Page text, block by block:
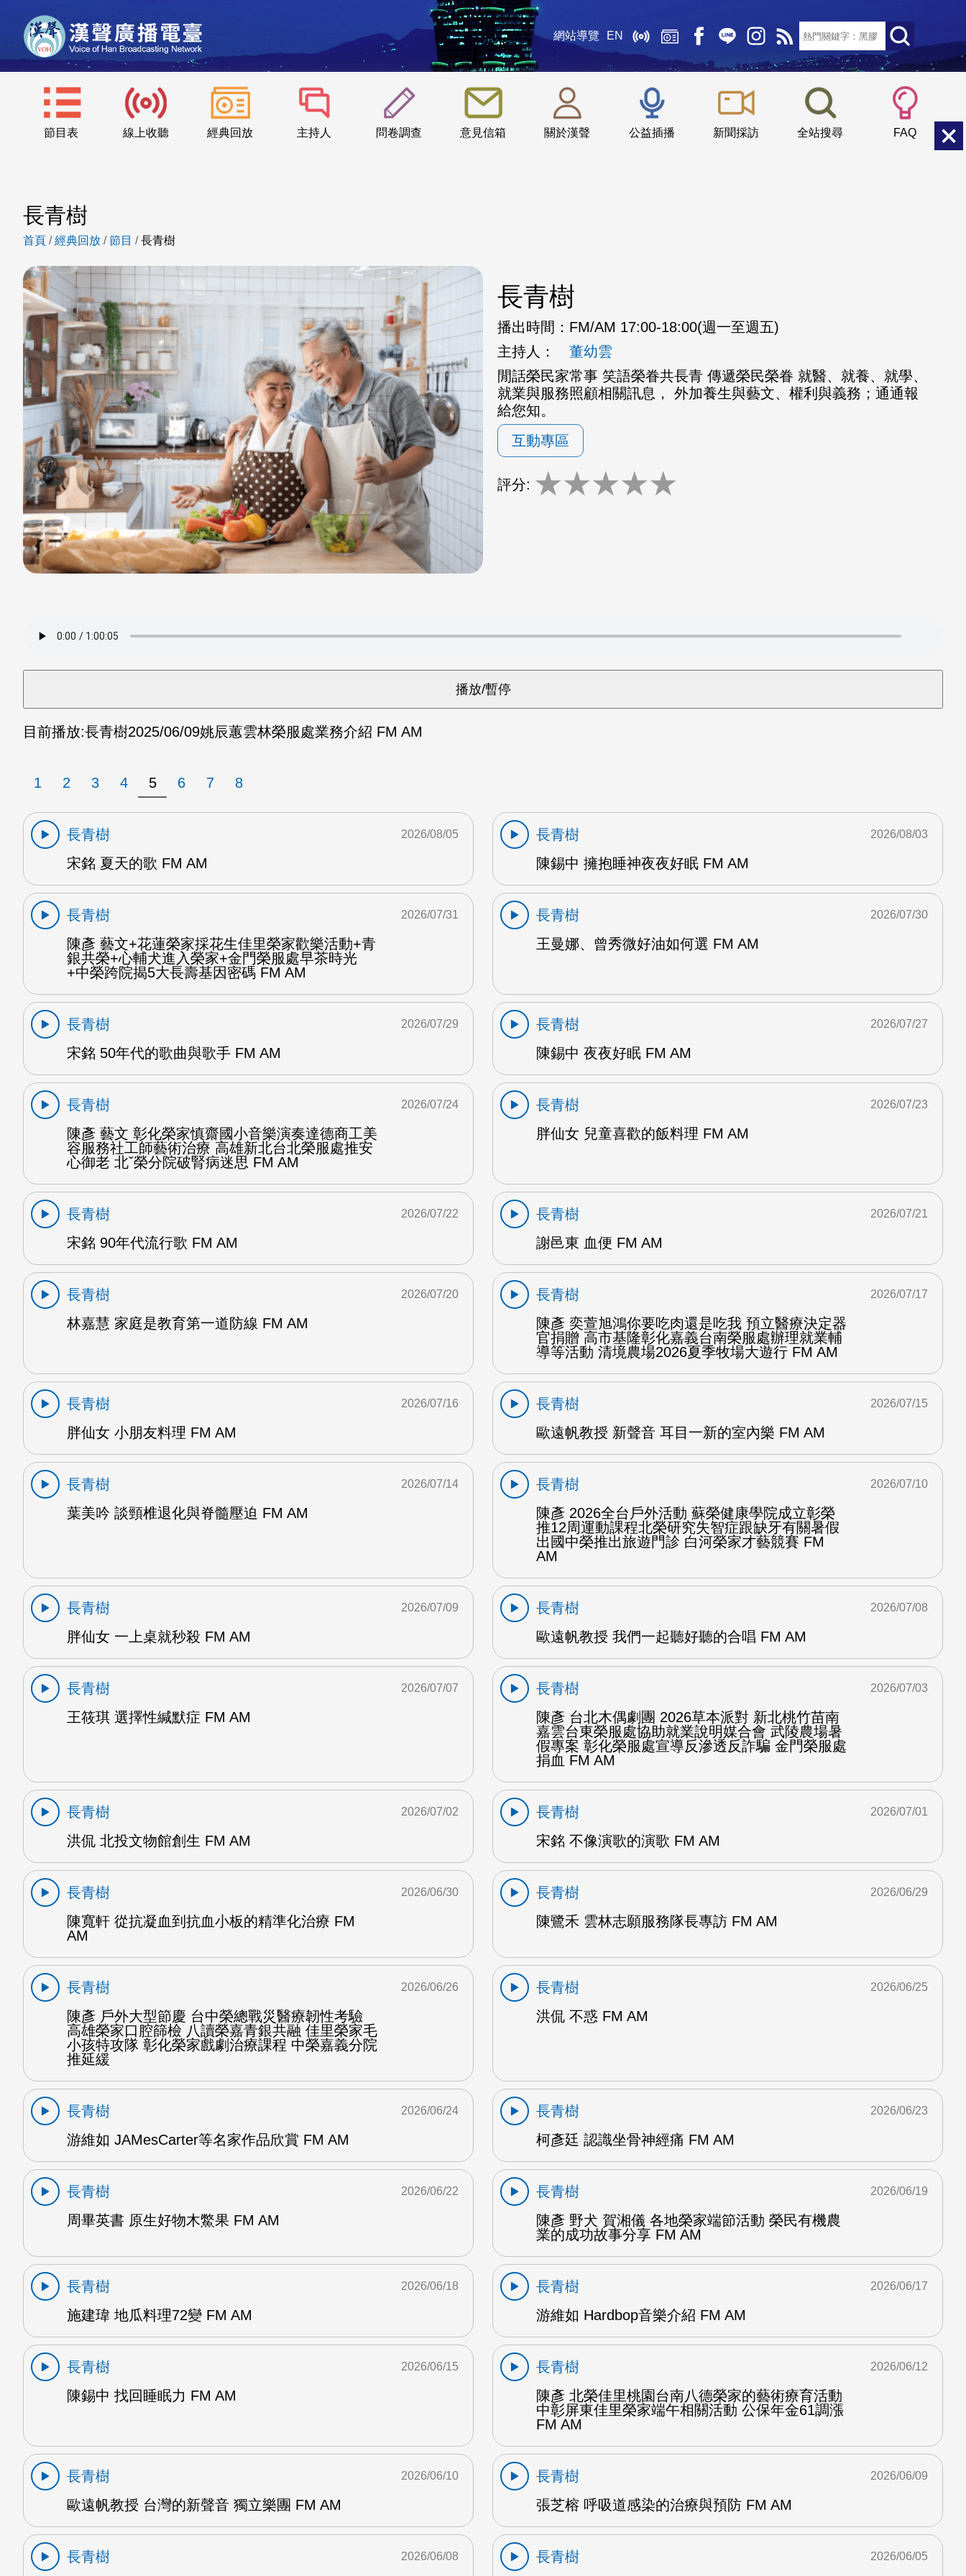
網站導覽 EN
節目表 線上收聽 經典回放 主持人 問卷調查 意見信箱 關於漢聲 公益插播 新聞採訪 全站搜尋 FAQ
::: 小 中
長青樹
首頁 /經典回放 /節目 /長青樹
長青樹
播出時間： FM/AM 17:00-18:00(週一至週五)
主持人：
董幼雲
閒話榮民家常事 笑語榮眷共長青 傳遞榮民榮眷 就醫、就養、就學、
就業與服務照顧相關訊息， 外加養生與藝文、權利與義務；通通報
給您知。
互動專區
評分: ★★★★★
目前播放:長青樹2025/06/09姚辰蕙雲林榮服處業務介紹 FM AM
1 2 3 4 5 6 7 8
長青樹
宋銘 夏天的歌 FM AM
2026/08/05
長青樹
陳錫中 擁抱睡神夜夜好眠 FM AM
2026/08/03
長青樹
陳彥 藝文+花蓮榮家採花生佳里榮家歡樂活動+青
銀共榮+心輔犬進入榮家+金門榮服處早茶時光
+中榮跨院揭5大長壽基因密碼 FM AM
2026/07/31
長青樹
王曼娜、曾秀微好油如何選 FM AM
2026/07/30
長青樹
宋銘 50年代的歌曲與歌手 FM AM
2026/07/29
長青樹
陳錫中 夜夜好眠 FM AM
2026/07/27
長青樹
陳彥 藝文 彰化榮家慎齋國小音樂演奏達德商工美
容服務社工師藝術治療 高雄新北台北榮服處推安
心御老 北ˇ榮分院破腎病迷思 FM AM
2026/07/24
長青樹
胖仙女 兒童喜歡的飯料理 FM AM
2026/07/23
長青樹
宋銘 90年代流行歌 FM AM
2026/07/22
長青樹
謝邑東 血便 FM AM
2026/07/21
長青樹
林嘉慧 家庭是教育第一道防線 FM AM
2026/07/20
長青樹
陳彥 奕萱旭鴻你要吃肉還是吃我 預立醫療決定器
官捐贈 高市基隆彰化嘉義台南榮服處辦理就業輔
導等活動 清境農場2026夏季牧場大遊行 FM AM
2026/07/17
長青樹
胖仙女 小朋友料理 FM AM
2026/07/16
長青樹
歐遠帆教授 新聲音 耳目一新的室內樂 FM AM
2026/07/15
長青樹
葉美吟 談頸椎退化與脊髓壓迫 FM AM
2026/07/14
長青樹
陳彥 2026全台戶外活動 蘇榮健康學院成立彰榮
推12周運動課程北榮研究失智症跟缺牙有關暑假
出國中榮推出旅遊門診 白河榮家才藝競賽 FM
AM
2026/07/10
長青樹
胖仙女 一上桌就秒殺 FM AM
2026/07/09
長青樹
歐遠帆教授 我們一起聽好聽的合唱 FM AM
2026/07/08
長青樹
王筱琪 選擇性緘默症 FM AM
2026/07/07
長青樹
陳彥 台北木偶劇團 2026草本派對 新北桃竹苗南
嘉雲台東榮服處協助就業說明媒合會 武陵農場暑
假專案 彰化榮服處宣導反滲透反詐騙 金門榮服處
捐血 FM AM
2026/07/03
長青樹
洪侃 北投文物館創生 FM AM
2026/07/02
長青樹
宋銘 不像演歌的演歌 FM AM
2026/07/01
長青樹
陳寬軒 從抗凝血到抗血小板的精準化治療 FM
AM
2026/06/30
長青樹
陳鷺禾 雲林志願服務隊長專訪 FM AM
2026/06/29
長青樹
陳彥 戶外大型節慶 台中榮總戰災醫療韌性考驗
高雄榮家口腔篩檢 八讀榮嘉青銀共融 佳里榮家毛
小孩特攻隊 彰化榮家戲劇治療課程 中榮嘉義分院
推延緩
2026/06/26
長青樹
洪侃 不惑 FM AM
2026/06/25
長青樹
游維如 JAMesCarter等名家作品欣賞 FM AM
2026/06/24
長青樹
柯彥廷 認識坐骨神經痛 FM AM
2026/06/23
長青樹
周畢英書 原生好物木鱉果 FM AM
2026/06/22
長青樹
陳彥 野犬 賀湘儀 各地榮家端節活動 榮民有機農
業的成功故事分享 FM AM
2026/06/19
長青樹
施建瑋 地瓜料理72變 FM AM
2026/06/18
長青樹
游維如 Hardbop音樂介紹 FM AM
2026/06/17
長青樹
陳錫中 找回睡眠力 FM AM
2026/06/15
長青樹
陳彥 北榮佳里桃園台南八德榮家的藝術療育活動
中彰屏東佳里榮家端午相關活動 公保年金61調漲
FM AM
2026/06/12
長青樹
歐遠帆教授 台灣的新聲音 獨立樂團 FM AM
2026/06/10
長青樹
張芝榕 呼吸道感染的治療與預防 FM AM
2026/06/09
長青樹 2026/06/08 長青樹 2026/06/05